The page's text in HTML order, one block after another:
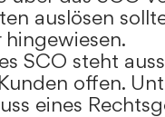
auslösen
SCO steht
offen.
eines